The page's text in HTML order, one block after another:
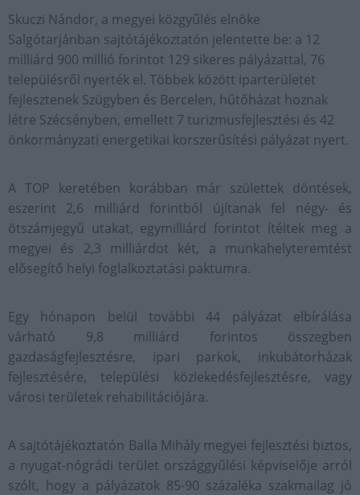
Skuczi Nándor, a megyei közgyűlés elnöke
Salgótarjánban sajtótájékoztatón jelentette be: a 12
milliárd 900 millió forintot 129 sikeres pályázattal, 76
településről nyerték el. Többek között iparterületet
fejlesztenek Szügyben és Bercelen, hűtőházat hoznak
létre Szécsényben, emellett 7 turizmusfejlesztési és 42
önkormányzati energetikai korszerűsítési pályázat nyert.
A TOP keretében korábban már születtek döntések,
eszerint 2,6 milliárd forintból újítanak fel négy- és
ötszámjegyű utakat, egymilliárd forintot ítéltek meg a
megyei és 2,3 milliárdot két, a munkahelyteremtést
elősegítő helyi foglalkoztatási paktumra.
Egy hónapon belül további 44 pályázat elbírálása
várható 9,8 milliárd forintos összegben
gazdaságfejlesztésre, ipari parkok, inkubátorházak
fejlesztésére, települési közlekedésfejlesztésre, vagy
városi területek rehabilitációjára.
A sajtótájékoztatón Balla Mihály megyei fejlesztési biztos,
a nyugat-nógrádi terület országgyűlési képviselője arról
szólt, hogy a pályázatok 85-90 százaléka szakmailag jó